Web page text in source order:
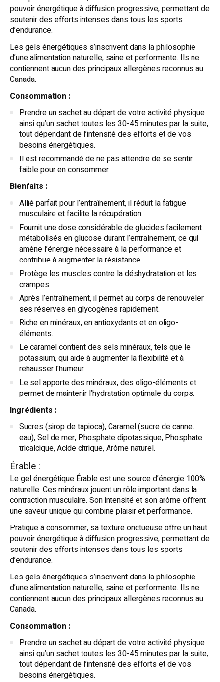
pouvoir énergétique à diffusion progressive, permettant de
soutenir des efforts intenses dans tous les sports
d’endurance.
Les gels énergétiques s’inscrivent dans la philosophie
d’une alimentation naturelle, saine et performante. Ils ne
contiennent aucun des principaux allergènes reconnus au
Canada.
Consommation :
Prendre un sachet au départ de votre activité physique
ainsi qu’un sachet toutes les 30-45 minutes par la suite,
tout dépendant de l’intensité des efforts et de vos
besoins énergétiques.
Il est recommandé de ne pas attendre de se sentir
faible pour en consommer.
Bienfaits :
Allié parfait pour l’entraînement, il réduit la fatigue
musculaire et facilite la récupération.
Fournit une dose considérable de glucides facilement
métabolisés en glucose durant l’entraînement, ce qui
amène l’énergie nécessaire à la performance et
contribue à augmenter la résistance.
Protège les muscles contre la déshydratation et les
crampes.
Après l’entraînement, il permet au corps de renouveler
ses réserves en glycogènes rapidement.
Riche en minéraux, en antioxydants et en oligo-
éléments.
Le caramel contient des sels minéraux, tels que le
potassium, qui aide à augmenter la flexibilité et à
rehausser l’humeur.
Le sel apporte des minéraux, des oligo-éléments et
permet de maintenir l’hydratation optimale du corps.
Ingrédients :
Sucres (sirop de tapioca), Caramel (sucre de canne,
eau), Sel de mer, Phosphate dipotassique, Phosphate
tricalcique, Acide citrique, Arôme naturel.
Érable :
Le gel énergétique Érable est une source d’énergie 100%
naturelle. Ces minéraux jouent un rôle important dans la
contraction musculaire. Son intensité et son arôme offrent
une saveur unique qui combine plaisir et performance.
Pratique à consommer, sa texture onctueuse offre un haut
pouvoir énergétique à diffusion progressive, permettant de
soutenir des efforts intenses dans tous les sports
d’endurance.
Les gels énergétiques s’inscrivent dans la philosophie
d’une alimentation naturelle, saine et performante. Ils ne
contiennent aucun des principaux allergènes reconnus au
Canada.
Consommation :
Prendre un sachet au départ de votre activité physique
ainsi qu’un sachet toutes les 30-45 minutes par la suite,
tout dépendant de l’intensité des efforts et de vos
besoins énergétiques.